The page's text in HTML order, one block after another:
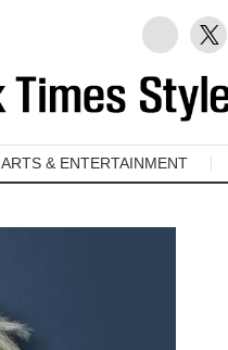
ARTS & ENTERTAINMENT